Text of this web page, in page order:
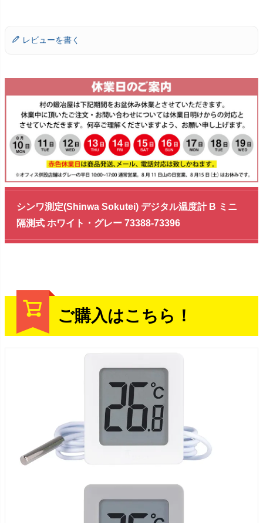
レビューを書く
シンワ測定(Shinwa Sokutei) デジタル温度計 B ミニ
隔測式 ホワイト・グレー 73388-73396
ご購入はこちら！